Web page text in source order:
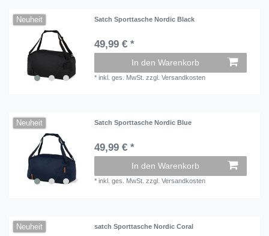
Neuheit Satch Sporttasche Nordic Black
49,99 € *
In den Warenkorb
*inkl. ges. MwSt. zzgl.Versandkosten
Neuheit Satch Sporttasche Nordic Blue
49,99 € *
In den Warenkorb
*inkl. ges. MwSt. zzgl.Versandkosten
Neuheit satch Sporttasche Nordic Coral